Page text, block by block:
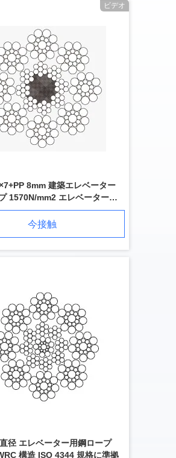
ビデオ
8mm 建築エレベーター
1570N/mm2 エレベーターの
今接触
径 エレベーター用鋼ロープ
構造 ISO 4344 規格に準拠